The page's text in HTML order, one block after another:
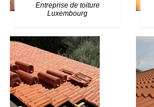
Entreprise de toiture
Luxembourg